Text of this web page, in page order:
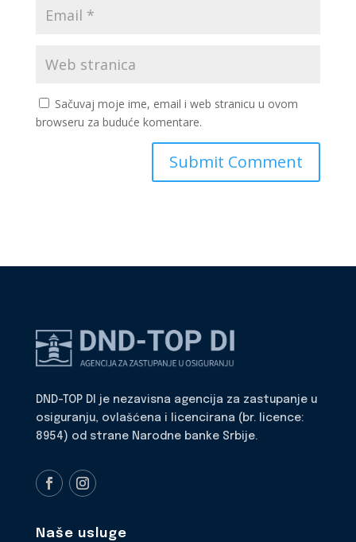
Sačuvaj moje ime, email i web stranicu u ovom
browseru za buduće komentare.
DND-TOP DI je nezavisna agencija za zastupanje u
osiguranju, ovlašćena i licencirana (br. licence:
8954) od strane Narodne banke Srbije.
Naše usluge